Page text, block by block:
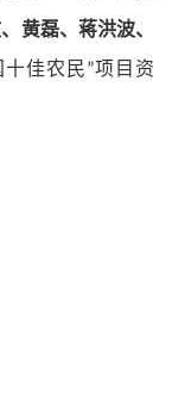
黄磊、蒋洪波、
十佳农民”项目资